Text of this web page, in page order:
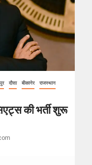
दौसा बीकानेर
राजस्थान
की भर्ती शुरू